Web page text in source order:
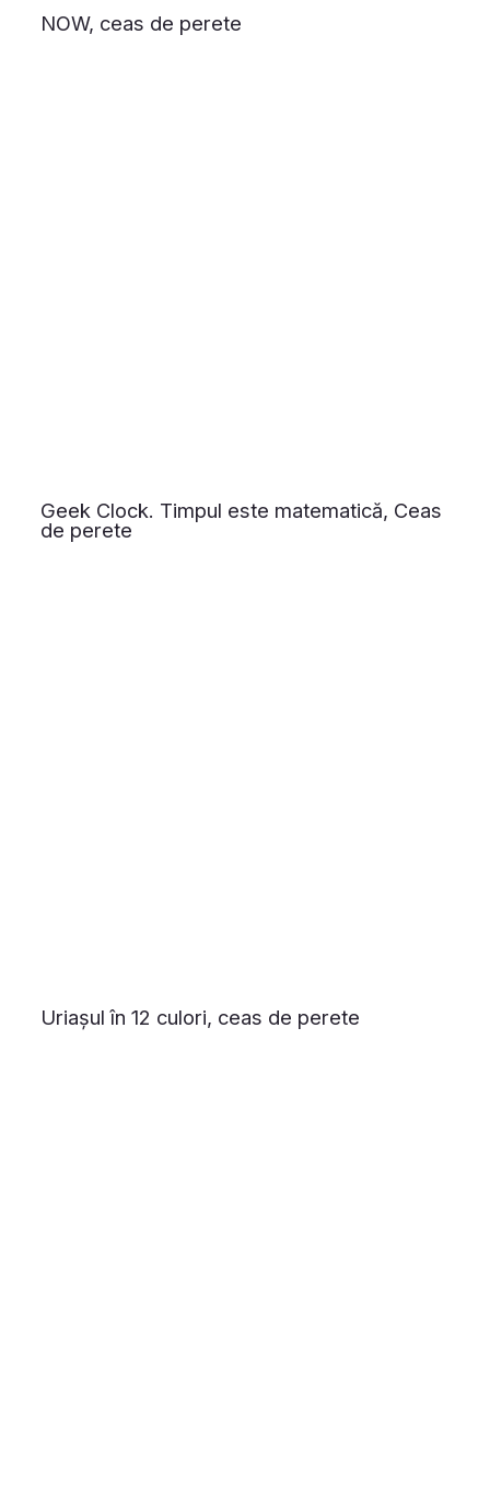
NOW, ceas de perete
Geek Clock. Timpul este matematică, Ceas
de perete
Uriașul în 12 culori, ceas de perete